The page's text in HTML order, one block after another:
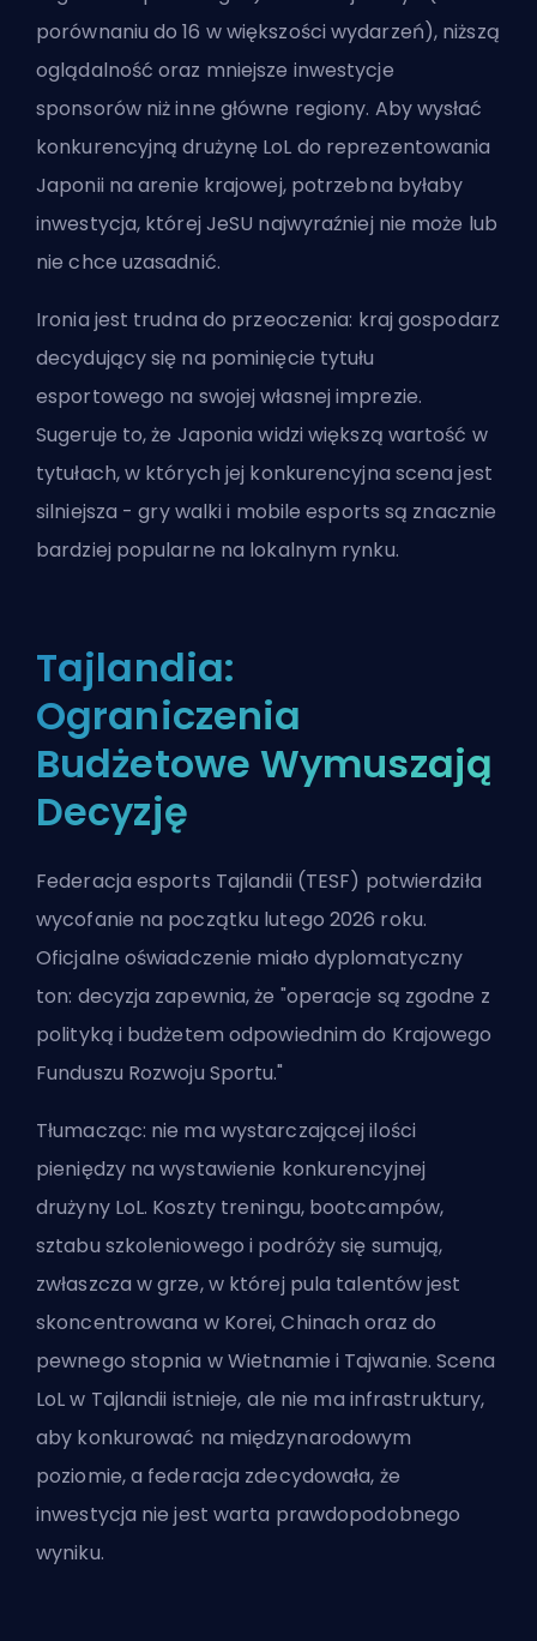
porównaniu do 16 w większości wydarzeń), niższą
oglądalność oraz mniejsze inwestycje
sponsorów niż inne główne regiony. Aby wysłać
konkurencyjną drużynę LoL do reprezentowania
Japonii na arenie krajowej, potrzebna byłaby
inwestycja, której JeSU najwyraźniej nie może lub
nie chce uzasadnić.
Ironia jest trudna do przeoczenia: kraj gospodarz
decydujący się na pominięcie tytułu
esportowego na swojej własnej imprezie.
Sugeruje to, że Japonia widzi większą wartość w
tytułach, w których jej konkurencyjna scena jest
silniejsza - gry walki i mobile esports są znacznie
bardziej popularne na lokalnym rynku.
Tajlandia:
Ograniczenia
Budżetowe Wymuszają
Decyzję
Federacja esports Tajlandii (TESF) potwierdziła
wycofanie na początku lutego 2026 roku.
Oficjalne oświadczenie miało dyplomatyczny
ton: decyzja zapewnia, że "operacje są zgodne z
polityką i budżetem odpowiednim do Krajowego
Funduszu Rozwoju Sportu."
Tłumacząc: nie ma wystarczającej ilości
pieniędzy na wystawienie konkurencyjnej
drużyny LoL. Koszty treningu, bootcampów,
sztabu szkoleniowego i podróży się sumują,
zwłaszcza w grze, w której pula talentów jest
skoncentrowana w Korei, Chinach oraz do
pewnego stopnia w Wietnamie i Tajwanie. Scena
LoL w Tajlandii istnieje, ale nie ma infrastruktury,
aby konkurować na międzynarodowym
poziomie, a federacja zdecydowała, że
inwestycja nie jest warta prawdopodobnego
wyniku.